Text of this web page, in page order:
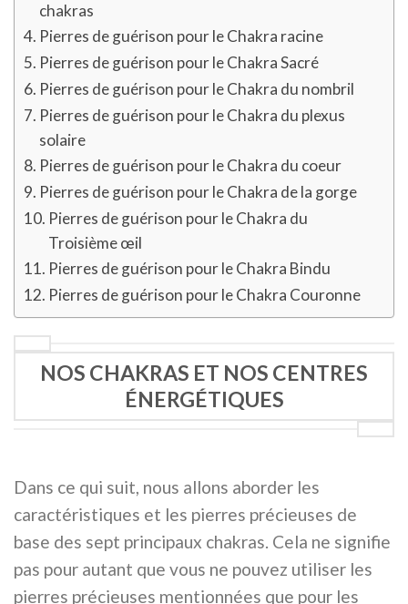
chakras
Pierres de guérison pour le Chakra racine
Pierres de guérison pour le Chakra Sacré
Pierres de guérison pour le Chakra du nombril
Pierres de guérison pour le Chakra du plexus
solaire
Pierres de guérison pour le Chakra du coeur
Pierres de guérison pour le Chakra de la gorge
Pierres de guérison pour le Chakra du
Troisième œil
Pierres de guérison pour le Chakra Bindu
Pierres de guérison pour le Chakra Couronne
NOS CHAKRAS ET NOS CENTRES
ÉNERGÉTIQUES
Dans ce qui suit, nous allons aborder les
caractéristiques et les pierres précieuses de
base des sept principaux chakras. Cela ne signifie
pas pour autant que vous ne pouvez utiliser les
pierres précieuses mentionnées que pour les